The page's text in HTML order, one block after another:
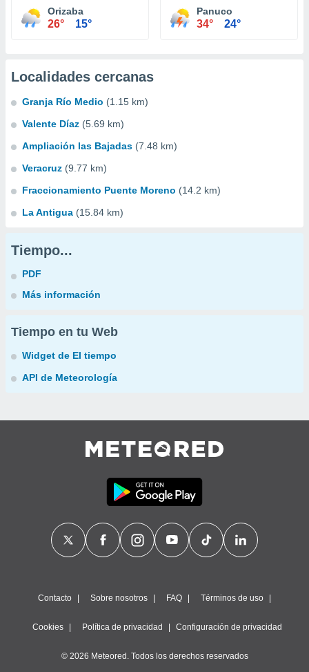
Orizaba
26° 15°
Panuco
34° 24°
Localidades cercanas
Granja Río Medio (1.15 km)
Valente Díaz (5.69 km)
Ampliación las Bajadas (7.48 km)
Veracruz (9.77 km)
Fraccionamiento Puente Moreno (14.2 km)
La Antigua (15.84 km)
Tiempo...
PDF
Más información
Tiempo en tu Web
Widget de El tiempo
API de Meteorología
Contacto Sobre nosotros FAQ Términos de uso
Cookies Política de privacidad Configuración de privacidad
© 2026 Meteored. Todos los derechos reservados